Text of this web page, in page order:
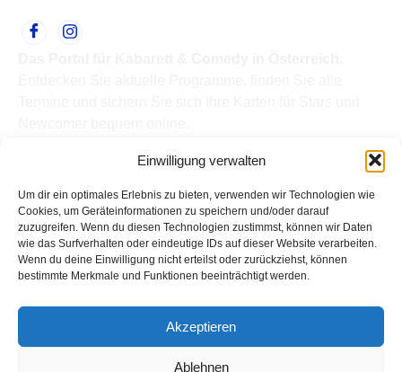
Einwilligung verwalten
Um dir ein optimales Erlebnis zu bieten, verwenden wir Technologien wie
Cookies, um Geräteinformationen zu speichern und/oder darauf
zuzugreifen. Wenn du diesen Technologien zustimmst, können wir Daten
wie das Surfverhalten oder eindeutige IDs auf dieser Website verarbeiten.
Wenn du deine Einwilligung nicht erteilst oder zurückziehst, können
bestimmte Merkmale und Funktionen beeinträchtigt werden.
Akzeptieren
Ablehnen
Termine
Kabarettisten
Spielorte
Top Links
Kabarettisten in Österreich: Aktuelle Stars & Programme
Kontakt